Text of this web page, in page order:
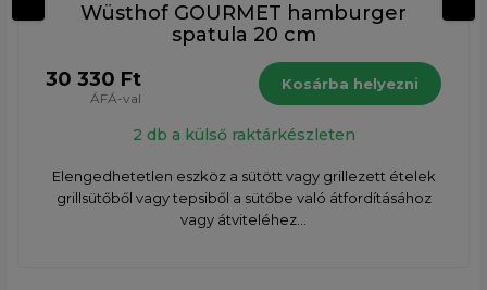
Wüsthof GOURMET hamburger
spatula 20 cm
30 330 Ft
ÁFÁ-val
Kosárba helyezni
2 db a külső raktárkészleten
Elengedhetetlen eszköz a sütött vagy grillezett ételek
grillsütőből vagy tepsiből a sütőbe való átfordításához
vagy átviteléhez...